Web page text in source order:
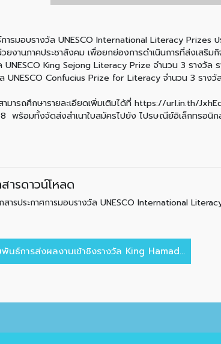
ารมอบรางวัล UNESCO International Literacy
วยงานภาคประชาสังคม เพื่อยกย่องการดำเนินการที่ส่งเส
King Sejong Literacy Prize จำนวน 3 รางวัล
Confucius Prize for Literacy จำนวน 3 ราง
ามารถศึกษารายละเอียดเพิ่มเติมได้ที่ https://url.in.th/
พร้อมทั้งจัดส่งสำเนาใบสมัครไปยัง ไปรษณีย์อิเล็กทรอนิ
ารดาวน์โหลด
สารประกาศการมอบรางวัล UNESCO International
พันธ์การส่งผลงานเข้าชิงรางวัล King Hamad...